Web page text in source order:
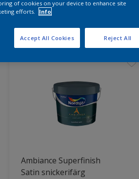
Ambiance Superfinish
Satin snickerifärg
of cookies on your device to enhance site
efforts.
Info
Reject All
Accept All Cookies